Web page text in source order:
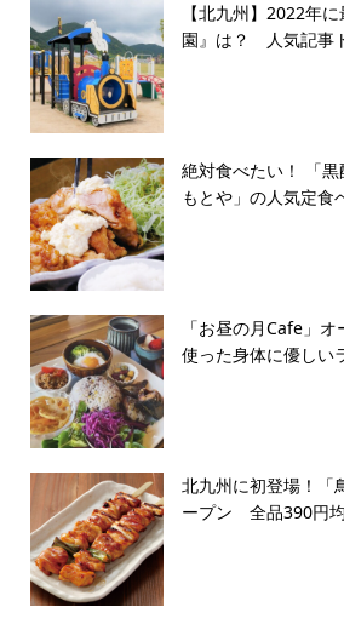
【北九州】2022年
園』は？ 人気記事
絶対食べたい！ 「
もとや」の人気定食
「お昼の月Cafe」
使った身体に優しい
北九州に初登場！「
ープン 全品390円